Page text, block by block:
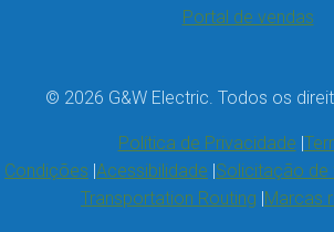
Portal de vendas
© 2026 G&W Electric. Todos os
Política de Privacidade
Condições Acessibilidade Solicitação
Transportation Routing Marcas